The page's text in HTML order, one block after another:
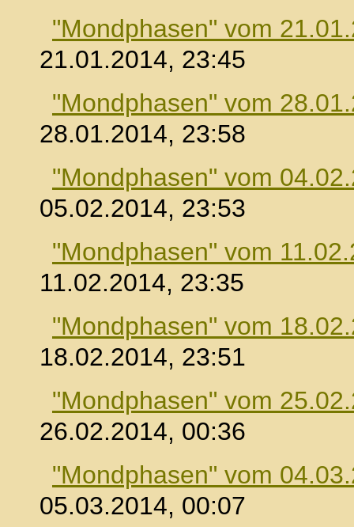
"Mondphasen" vom
21.01.2014, 23:45
"Mondphasen" vom
28.01.2014, 23:58
"Mondphasen" vom
05.02.2014, 23:53
"Mondphasen" vom
11.02.2014, 23:35
"Mondphasen" vom
18.02.2014, 23:51
"Mondphasen" vom
26.02.2014, 00:36
"Mondphasen" vom
05.03.2014, 00:07